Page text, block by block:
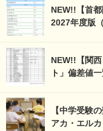
NEW!!【首
2027年度版
NEW!!【関
ト」偏差値
【中学受験
アカ・エル